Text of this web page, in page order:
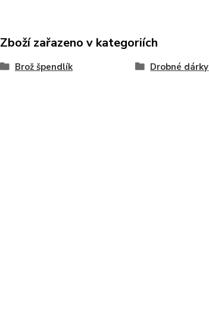
Zboží zařazeno v kategoriích
Brož špendlík Drobné dárky